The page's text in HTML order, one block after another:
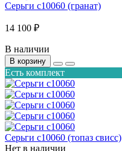
Серьги с10060 (гранат)
14 100 ₽
В наличии
В корзину
Есть комплект
Серьги с10060 (топаз свисс)
Нет в наличии